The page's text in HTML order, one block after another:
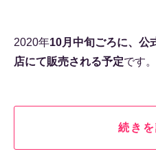
2020年10月中旬ごろに、公
店にて販売される予定です。
続き